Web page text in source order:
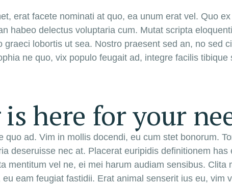
erat facete nominati at quo, ea unum erat vel. Quo
habeo delectus voluptaria cum. Mutat scripta
graeci lobortis ut sea. Nostro praesent sed an, no sed
ne quo, vix populo feugait ad, integre facilis tibique
here for your
quo ad. Vim in mollis docendi, eu cum stet bonorum.
deseruisse nec at. Placerat euripidis definitionem
mentitum vel ne, ei mei harum audiam sensibus.
eam feugiat fastidii. Erat animal senserit ius eu, vim